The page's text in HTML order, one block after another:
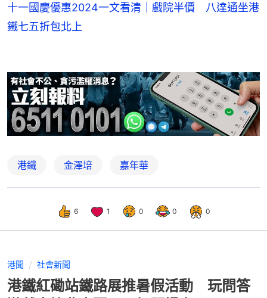
十一國慶優惠2024一文看清｜戲院半價 八達通坐港
鐵七五折包北上
6 1 0 0 0